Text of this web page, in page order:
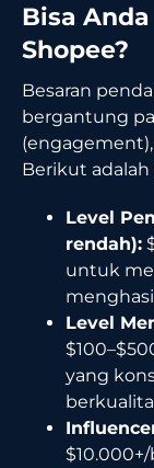
Bisa
Shopee?
Besaran
bergantung
Berikut
Level
rendah):
untuk
Level
yang